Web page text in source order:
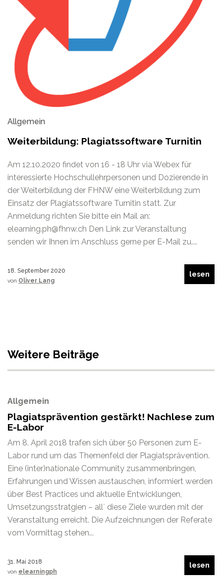
Allgemein
Weiterbildung: Plagiatssoftware Turnitin
Am 12.10.2020 findet von 16 - 18 Uhr via Webex für
interessierte Hochschullehrpersonen und Dozierende in
der Weiterbildung der FHNW eine Weiterbildung zum
Einsatz der Plagiatssoftware Turnitin statt. Zur
Anmeldung richten Sie bitte ein Mail an:
elearning.ph@fhnw.ch Den Link zur Veranstaltung
senden wir Ihnen im Anschluss gerne per E-Mail zu....
18. September 2020
von Oliver Lang
lesen
Weitere Beiträge
Allgemein
Plagiatsprävention gestärkt! Nachlese zum
E-Labor
Am 8. April 2018 trafen sich über 50 Personen zum E-
Labor rund um das Themenfeld der Plagiatsprävention.
Eine (inter)nationale Community zusammenbringen,
Erfahrungen und Wissen austauschen, informiert werden
über Best Practices und aktuelle Entwicklungen,
Umsetzungsstratgien – all` diese Ziele wurden mit der
Veranstaltung erreicht. Die Aufzeichnungen der Referate
vom Vormittag stehen...
31. Mai 2018
von elearningph
lesen